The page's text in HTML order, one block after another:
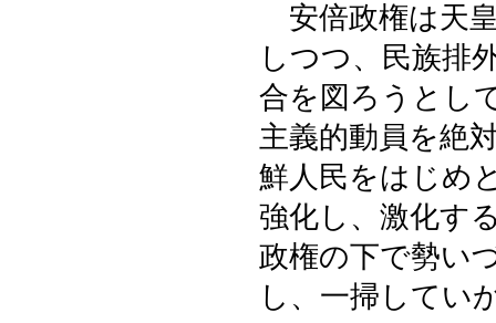
安倍政権は天
しつつ、民族排
合を図ろうとし
主義的動員を絶
鮮人民をはじめ
強化し、激化す
政権の下で勢い
し、一掃してい